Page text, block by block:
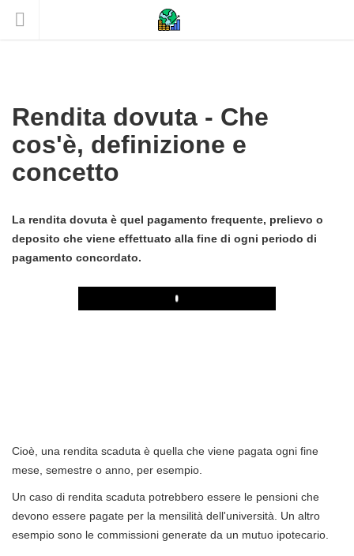
Rendita dovuta - Che
cos'è, definizione e
concetto
La rendita dovuta è quel pagamento frequente, prelievo o
deposito che viene effettuato alla fine di ogni periodo di
pagamento concordato.
Play
Cioè, una rendita scaduta è quella che viene pagata ogni fine
mese, semestre o anno, per esempio.
Un caso di rendita scaduta potrebbero essere le pensioni che
devono essere pagate per la mensilità dell'università. Un altro
esempio sono le commissioni generate da un mutuo ipotecario.